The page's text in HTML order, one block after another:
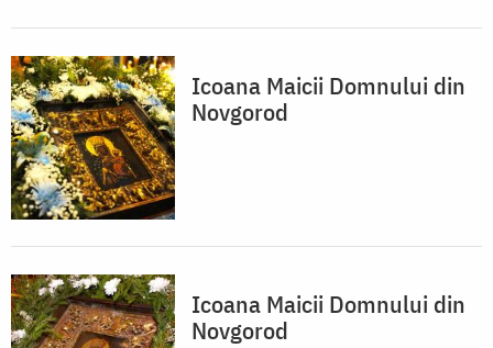
Icoana Maicii Domnului din
Novgorod
Icoana Maicii Domnului din
Novgorod